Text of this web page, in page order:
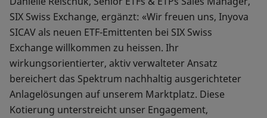
SIX Swiss Exchange, ergänzt: «Wir freuen uns, Inyova
SICAV als neuen ETF-Emittenten bei SIX Swiss
Exchange willkommen zu heissen. Ihr
wirkungsorientierter, aktiv verwalteter Ansatz
bereichert das Spektrum nachhaltig ausgerichteter
Anlagelösungen auf unserem Marktplatz. Diese
Kotierung unterstreicht unser Engagement,